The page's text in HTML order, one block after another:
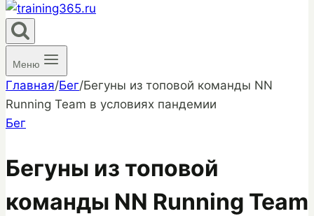
Меню
Главная/Бег/Бегуны из топовой команды NN
Running Team в условиях пандемии
Бег
Бегуны из топовой
команды NN Running Team